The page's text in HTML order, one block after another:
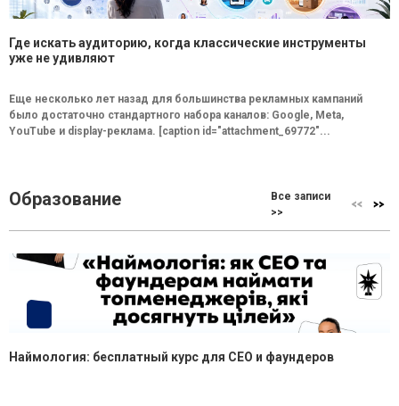
Где искать аудиторию, когда классические инструменты
уже не удивляют
Еще несколько лет назад для большинства рекламных кампаний
было достаточно стандартного набора каналов: Google, Meta,
YouTube и display-реклама. [caption id="attachment_69772"...
Образование
Все записи
>>
Наймология: бесплатный курс для CEO и фаундеров